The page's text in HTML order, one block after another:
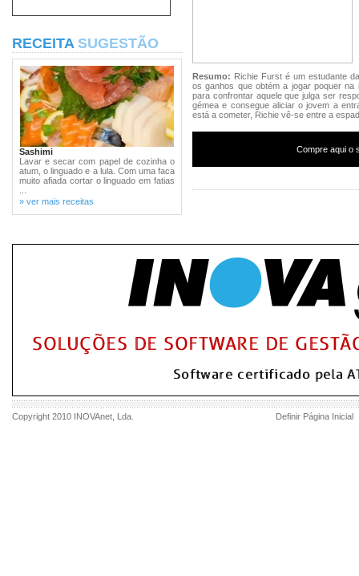
RECEITA SUGESTÃO
Sashimi
Lavar e secar com papel de cozinha o
atum, o linguado e a lula. Com uma faca
muito afiada cortar o linguado em fatias
» ver mais receitas
Resumo: Richie Furst é um estudante
os ganhos que obtém a jogar poquer
para confrontar aquele que julga ser
gémea e consegue aliciar o jovem a
está a cometer, Richie vê-se entre a
Compre aqui o
Copyright 2010 INOVAnet , Lda. Definir Página Inicial